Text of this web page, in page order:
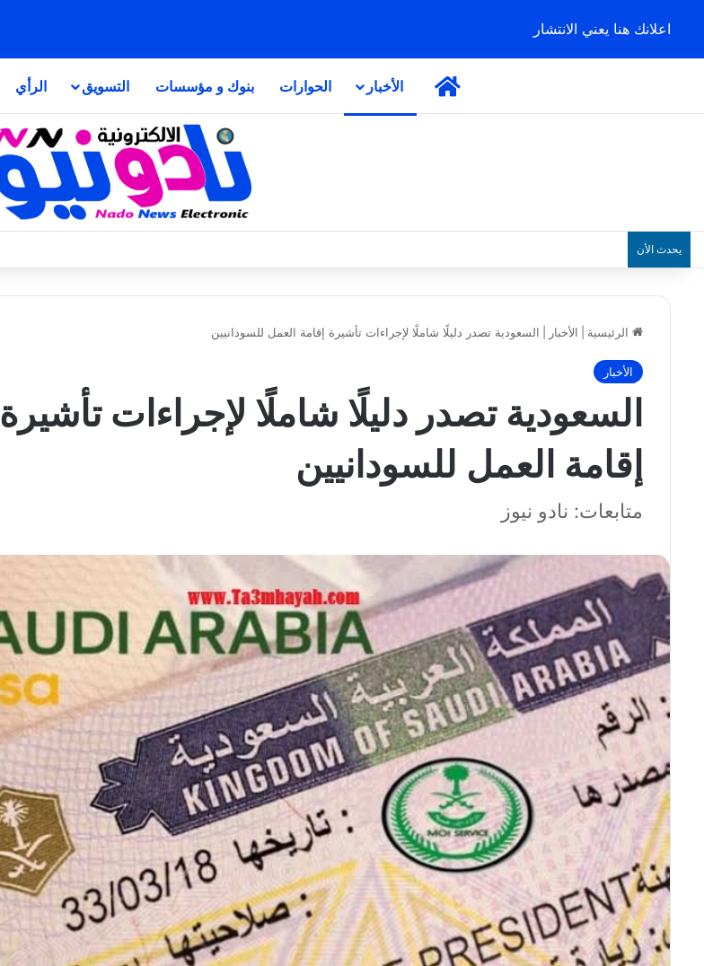
اعلانك هنا يعني الانتشار
الرئيسيةالأخبار الحوارات بنوك و مؤسسات التسويق الرأي
يحدث الأن
الرئيسية الأخبار السعودية تصدر دليلًا شاملًا لإجراءات تأشيرة إقامة العمل للسودانيين
الأخبار
السعودية تصدر دليلًا شاملًا لإجراءات تأشيرة
إقامة العمل للسودانيين
متابعات: نادو نيوز